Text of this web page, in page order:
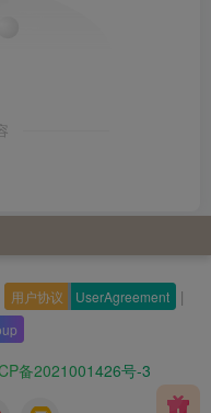
用户协议 UserAgreement |
备2021001426号-3